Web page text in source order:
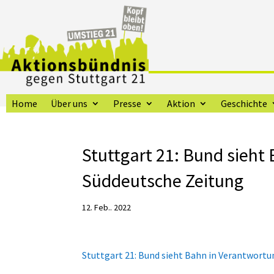
Home Über uns Presse Aktion Geschichte
Stuttgart 21: Bund sieht
Süddeutsche Zeitung
12. Feb.. 2022
Stuttgart 21: Bund sieht Bahn in